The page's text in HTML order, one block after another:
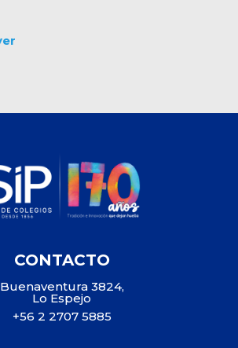
CONTACTO
Buenaventura 3824,
Lo Espejo
+56 2 2707 5885